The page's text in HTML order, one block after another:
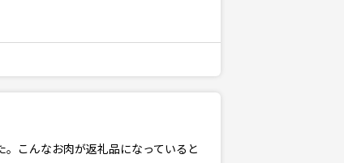
こんなお肉が返礼品になっていると